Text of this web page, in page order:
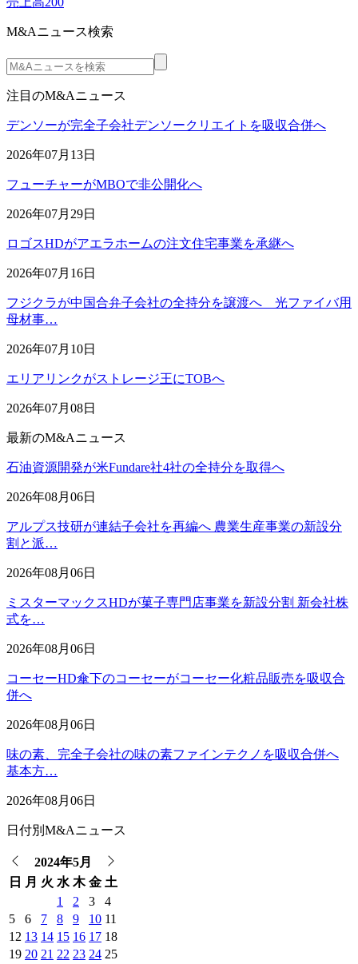
M&Aニュース検索
注目のM&Aニュース
デンソーが完全子会社デンソークリエイトを吸収合併へ
2026年07月13日
フューチャーがMBOで非公開化へ
2026年07月29日
ロゴスHDがアエラホームの注文住宅事業を承継へ
2026年07月16日
フジクラが中国合弁子会社の全持分を譲渡へ 光ファイバ用
母材事…
2026年07月10日
エリアリンクがストレージ王にTOBへ
2026年07月08日
最新のM&Aニュース
石油資源開発が米Fundare社4社の全持分を取得へ
2026年08月06日
アルプス技研が連結子会社を再編へ 農業生産事業の新設分
割と派…
2026年08月06日
ミスターマックスHDが菓子専門店事業を新設分割 新会社株
式を…
2026年08月06日
コーセーHD傘下のコーセーがコーセー化粧品販売を吸収合
併へ
2026年08月06日
味の素、完全子会社の味の素ファインテクノを吸収合併へ
基本方…
2026年08月06日
日付別M&Aニュース
2024年5月
日
月 火 水 木 金 土
1
2 3
4
5
6 7 8 9 10 11
12 13 14 15 16 17 18
19 20 21 22 23 24 25